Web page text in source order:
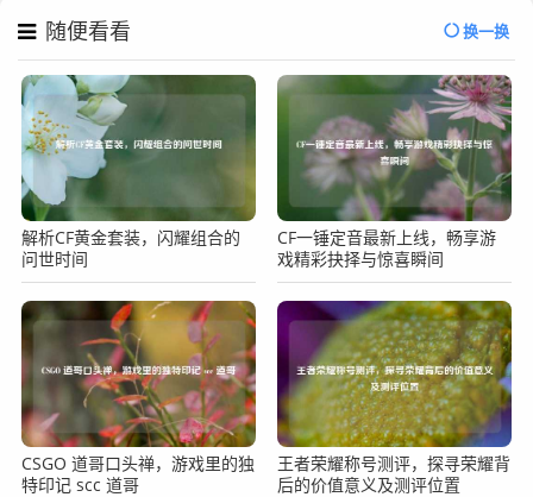
随便看看 换一换
解析CF黄金套装，闪耀组合的
问世时间
CF一锤定音最新上线，畅享游
戏精彩抉择与惊喜瞬间
CSGO 道哥口头禅，游戏里的独
特印记 scc 道哥
王者荣耀称号测评，探寻荣耀背
后的价值意义及测评位置